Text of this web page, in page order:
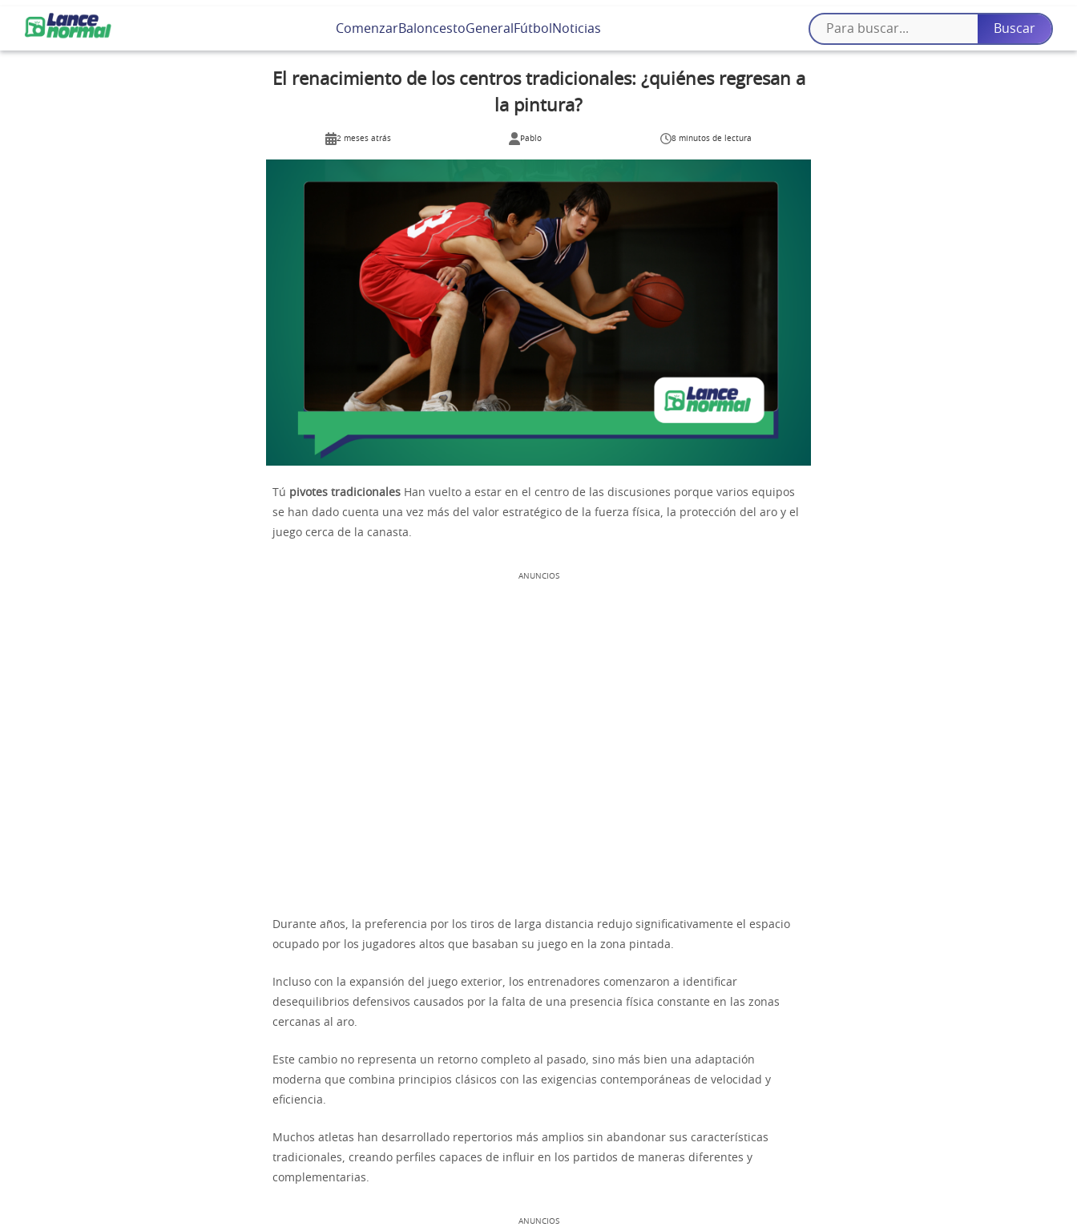
ComenzarBaloncestoGeneral Fútbol Noticias
El renacimiento de los centros tradicionales: ¿quiénes regresan a
la pintura?
2 meses atrás Pablo 8 minutos de lectura
Tú pivotes tradicionales Han vuelto a estar en el centro de las discusiones porque varios equipos
se han dado cuenta una vez más del valor estratégico de la fuerza física, la protección del aro y el
juego cerca de la canasta.
ANUNCIOS
Durante años, la preferencia por los tiros de larga distancia redujo significativamente el espacio
ocupado por los jugadores altos que basaban su juego en la zona pintada.
Incluso con la expansión del juego exterior, los entrenadores comenzaron a identificar
desequilibrios defensivos causados por la falta de una presencia física constante en las zonas
cercanas al aro.
Este cambio no representa un retorno completo al pasado, sino más bien una adaptación
moderna que combina principios clásicos con las exigencias contemporáneas de velocidad y
eficiencia.
Muchos atletas han desarrollado repertorios más amplios sin abandonar sus características
tradicionales, creando perfiles capaces de influir en los partidos de maneras diferentes y
complementarias.
ANUNCIOS